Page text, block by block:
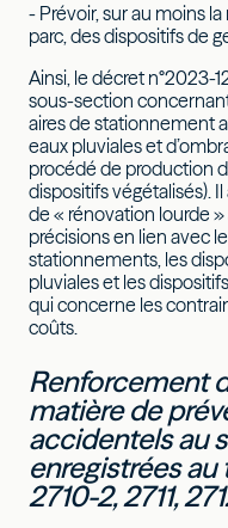
- Prévoir, sur au moins
parc, des dispositifs de
Ainsi, le décret n°2023-
sous-section
aires de stationnement
eaux pluviales et
procédé de production
dispositifs végétalisés).
de « rénovation lourde
précisions en lien avec
stationnements, les
pluviales et les
qui concerne les
coûts.
Renforcement
matière de
accidentels au
enregistrées au
2710-2, 2711,